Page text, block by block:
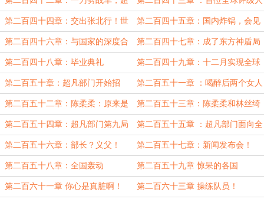
凡力量！ 类！
第二百四十四章：交出张北行！世
界震动！
第二百四十五章：国内炸锅，会见
上层
第二百四十六章：与国家的深度合
作
第二百四十七章：成了东方神盾局
局长，大夏祖国人？
第二百四十八章：毕业典礼 第二百四十九章：十二月实现全球
大一统，明年进军外太空
第二百五十章：超凡部门开始招
募！
第二百五十一章 ：喝醉后两个女人
的互动
第二百五十二章：陈柔柔：原来是
我主动的？
第二百五十三章：陈柔柔和林丝绮
第二百五十四章：超凡部门第九局
问世！！
第二百五十五章 ：超凡部门面向全
国公开！
第二百五十六章：部长？义父！ 第二百五十七章：新闻发布会！
第二百五十八章：全国轰动 第二百五十九章 惊呆的各国
第二百六十一章 你心是真脏啊！ 第二百六十三章 操练队员！